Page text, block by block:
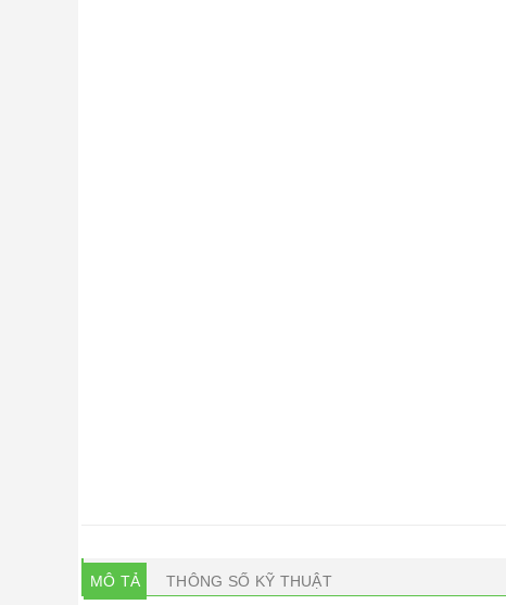
MÔ TẢ THÔNG SỐ KỸ THUẬT